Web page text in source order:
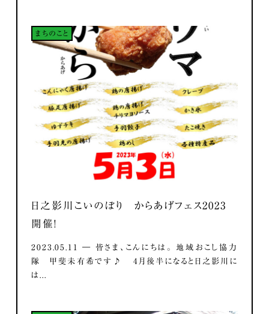
まちのこと
日之影川こいのぼり からあげフェス2023
開催！
2023.05.11 ― 皆さま、こんにちは。 地域おこし協力
隊 甲斐未有希です♪ 4月後半になると日之影川に
は...